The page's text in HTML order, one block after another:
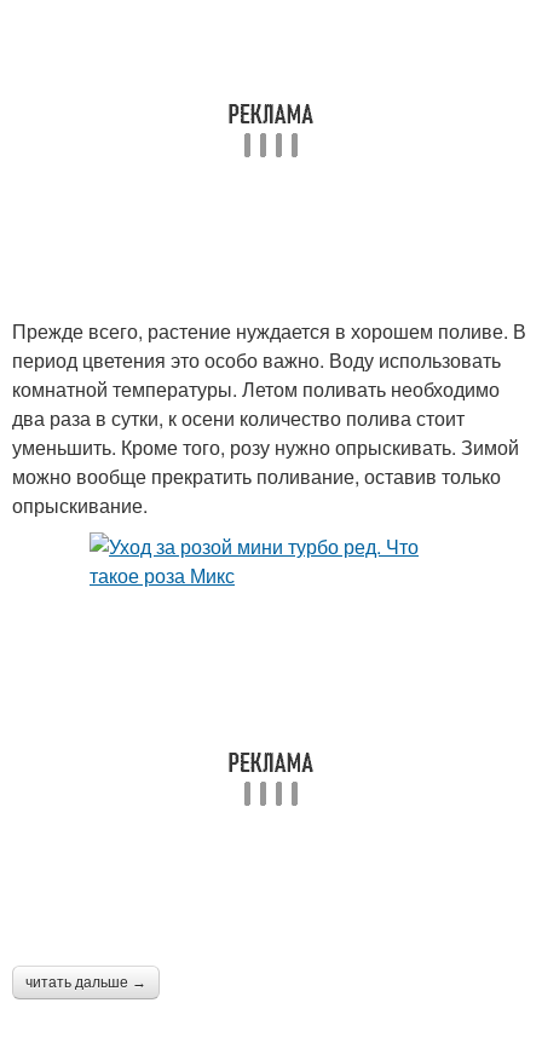
Прежде всего, растение нуждается в хорошем поливе. В
период цветения это особо важно. Воду использовать
комнатной температуры. Летом поливать необходимо
два раза в сутки, к осени количество полива стоит
уменьшить. Кроме того, розу нужно опрыскивать. Зимой
можно вообще прекратить поливание, оставив только
опрыскивание.
читать дальше →